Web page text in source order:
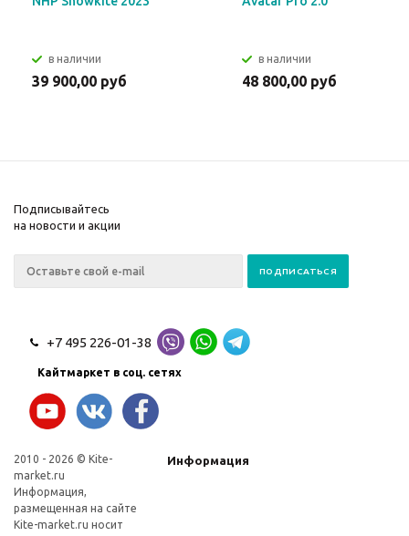
в наличии
39 900,00 руб
в наличии
48 800,00 руб
Подписывайтесь
на новости и акции
+7 495 226-01-38
Кайтмаркет в соц. сетях
2010 - 2026 © Kite-
market.ru
Информация,
размещенная на сайте
Kite-market.ru носит
Информация